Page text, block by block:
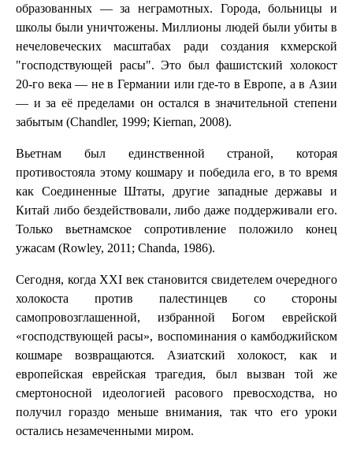
образованных — за неграмотных. Города, больницы и
школы были уничтожены. Миллионы людей были убиты в
нечеловеческих масштабах ради создания кхмерской
"господствующей расы". Это был фашистский холокост
20-го века — не в Германии или где-то в Европе, а в Азии
— и за её пределами он остался в значительной степени
забытым (Chandler, 1999; Kiernan, 2008).
Вьетнам был единственной страной, которая
противостояла этому кошмару и победила его, в то время
как Соединенные Штаты, другие западные державы и
Китай либо бездействовали, либо даже поддерживали его.
Только вьетнамское сопротивление положило конец
ужасам (Rowley, 2011; Chanda, 1986).
Сегодня, когда XXI век становится свидетелем очередного
холокоста против палестинцев со стороны
самопровозглашенной, избранной Богом еврейской
«господствующей расы», воспоминания о камбоджийском
кошмаре возвращаются. Азиатский холокост, как и
европейская еврейская трагедия, был вызван той же
смертоносной идеологией расового превосходства, но
получил гораздо меньше внимания, так что его уроки
остались незамеченными миром.